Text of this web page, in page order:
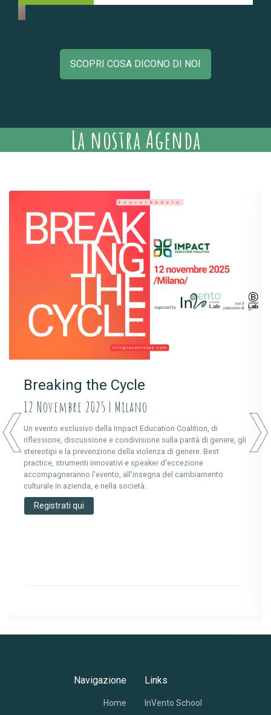
SCOPRI COSA DICONO DI NOI
La nostra Agenda
Breaking the Cycle
12 Novembre 2025 | Milano
Un evento esclusivo della Impact Education Coalition, di
riflessione, discussione e condivisione sulla parità di genere, gli
stereotipi e la prevenzione della violenza di genere. Best
practice, strumenti innovativi e speaker d'eccezione
accompagneranno l'evento, all’insegna del cambiamento
culturale in azienda, e nella società.
Registrati qui
Navigazione
Home
Links
InVento School